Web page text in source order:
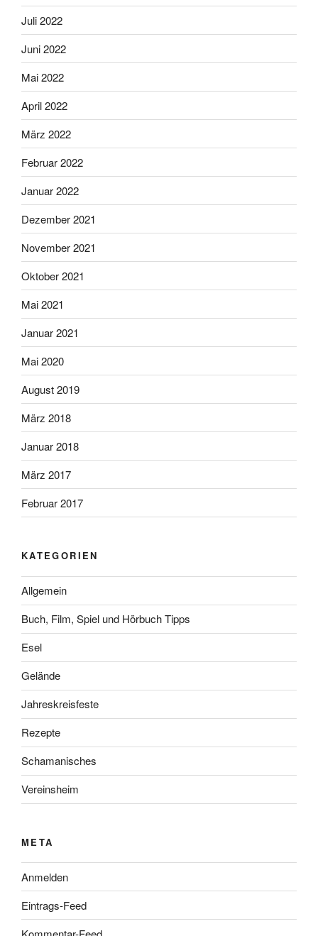
Juli 2022
Juni 2022
Mai 2022
April 2022
März 2022
Februar 2022
Januar 2022
Dezember 2021
November 2021
Oktober 2021
Mai 2021
Januar 2021
Mai 2020
August 2019
März 2018
Januar 2018
März 2017
Februar 2017
KATEGORIEN
Allgemein
Buch, Film, Spiel und Hörbuch Tipps
Esel
Gelände
Jahreskreisfeste
Rezepte
Schamanisches
Vereinsheim
META
Anmelden
Eintrags-Feed